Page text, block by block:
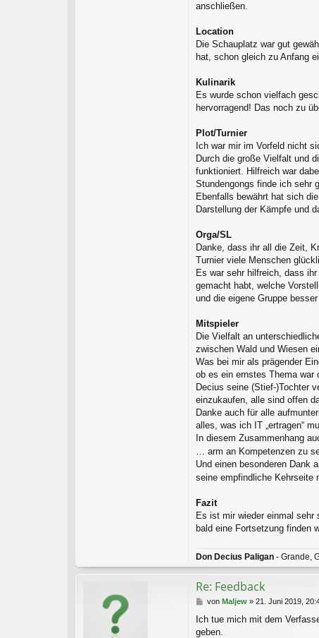
anschließen.
Location
Die Schauplatz war gut
hat, schon gleich zu Anfang
Kulinarik
Es wurde schon vielfach
hervorragend! Das noch zu
Plot/Turnier
Ich war mir im Vorfeld nicht
Durch die große Vielfalt und
funktioniert. Hilfreich war
Stundengongs finde ich sehr
Ebenfalls bewährt hat sich
Darstellung der Kämpfe und
Orga/SL
Danke, dass ihr all die Zeit,
Turnier viele Menschen
Es war sehr hilfreich, dass
gemacht habt, welche
und die eigene Gruppe
Mitspieler
Die Vielfalt an
zwischen Wald und Wiesen
Was bei mir als prägender
ob es ein ernstes Thema
Decius seine (Stief-)Tochter
einzukaufen, alle sind offen
Danke auch für alle
alles, was ich IT „ertragen“
In diesem Zusammenhang
… arm an Kompetenzen zu
Und einen besonderen Dank
seine empfindliche
Fazit
Es ist mir wieder einmal sehr
bald eine Fortsetzung finden
Don Decius Paligan - Grande,
Re: Feedback
B
i
t
von Maljew» 21. Juni 2019,
Ich tue mich mit dem
geben.